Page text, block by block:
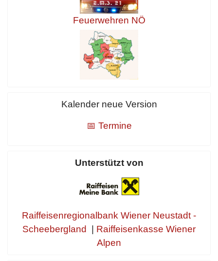
Feuerwehren NÖ
Kalender neue Version
📅 Termine
Unterstützt von
Raiffeisenregionalbank Wiener Neustadt -
Scheebergland
Raiffeisenkasse Wiener
Alpen